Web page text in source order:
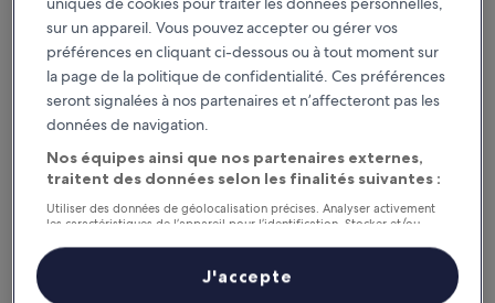
Gagnez des récompenses pour chaque
nuit séjournée
Économisez plus grâce aux Prix membres
Consultez les prix pour ces dates
sur un appareil. Vous pouvez accepter ou gérer vos
préférences en cliquant ci-dessous ou à tout moment sur
la page de la politique de confidentialité. Ces préférences
seront signalées à nos partenaires et n’affecteront pas les
données de navigation.
Nos équipes ainsi que nos partenaires externes,
traitent des données selon les finalités suivantes :
Utiliser des données de géolocalisation précises. Analyser activement
les caractéristiques de l’appareil pour l’identification. Stocker et/ou
personnalisés, mesure de performance des publicités et du contenu,
études d’audience et développement de services.
Liste de nos partenaires (fournisseurs)
J'accepte